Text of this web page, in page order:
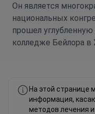
Он является
национальных
прошел
колледже Бейлора
На этой странице
информация,
методов лечения